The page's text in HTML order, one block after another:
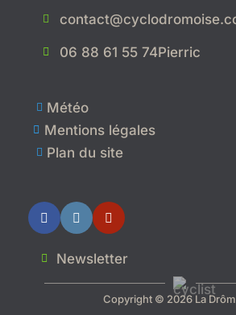

 06 88 61 55 74Pierric
 Météo
 Mentions légales
 Plan du site
 Newsletter
Copyright © 2026 La